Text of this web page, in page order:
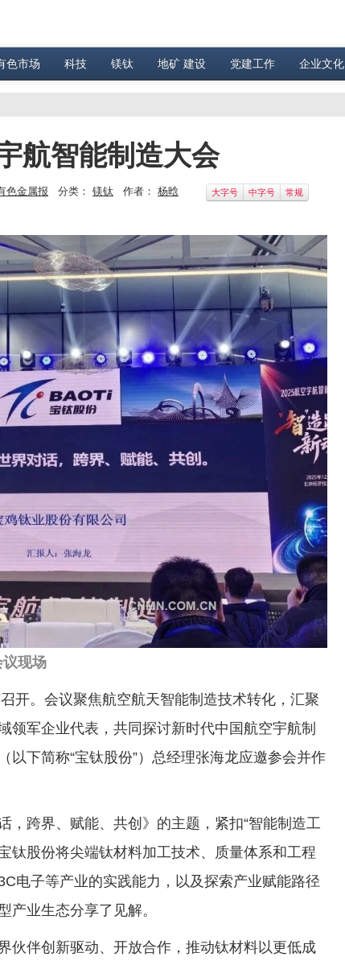
色市场 科技 镁钛 地矿 建设 党建工作 企业文化
航智能制造大会
色金属报 分类： 镁钛 作者： 杨晗 大字号 中字号 常规
议现场
开。会议聚焦航空航天智能制造技术转化，汇聚
领军企业代表，共同探讨新时代中国航空宇航制
下简称“宝钛股份”）总经理张海龙应邀参会并作
，跨界、赋能、共创》的主题，紧扣“智能制造工
钛股份将尖端钛材料加工技术、质量体系和工程
电子等产业的实践能力，以及探索产业赋能路径
产业生态分享了见解。
伙伴创新驱动、开放合作，推动钛材料以更低成